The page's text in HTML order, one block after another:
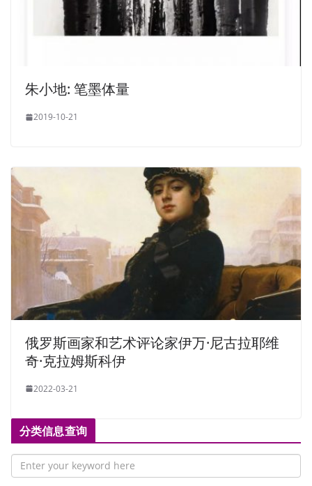
朱小地: 笔墨体量
2019-10-21
俄罗斯画家和艺术评论家伊万·尼古拉耶维
奇·克拉姆斯科伊
2022-03-21
分类信息查询